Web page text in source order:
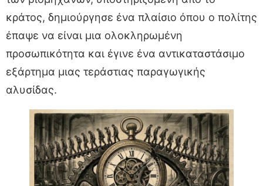
κράτος, δημιούργησε ένα πλαίσιο όπου ο πολίτης
έπαψε να είναι μια ολοκληρωμένη
προσωπικότητα και έγινε ένα αντικαταστάσιμο
εξάρτημα μιας τεράστιας παραγωγικής
αλυσίδας.